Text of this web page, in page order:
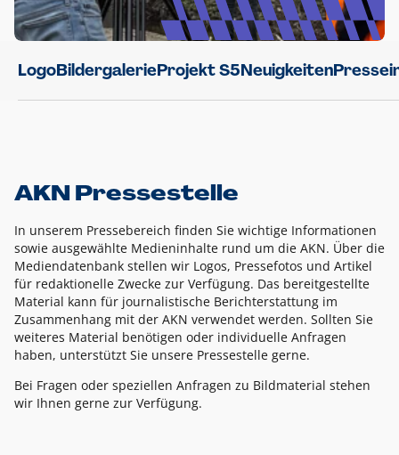
LogoBildergalerieProjekt S5Neuigkeiten
AKN Pressestelle
In unserem Pressebereich finden Sie wichtige Informationen
sowie ausgewählte Medieninhalte rund um die AKN. Über die
Mediendatenbank stellen wir Logos, Pressefotos und Artikel
für redaktionelle Zwecke zur Verfügung. Das bereitgestellte
Material kann für journalistische Berichterstattung im
Zusammenhang mit der AKN verwendet werden. Sollten Sie
weiteres Material benötigen oder individuelle Anfragen
haben, unterstützt Sie unsere Pressestelle gerne.
Bei Fragen oder speziellen Anfragen zu Bildmaterial stehen
wir Ihnen gerne zur Verfügung.